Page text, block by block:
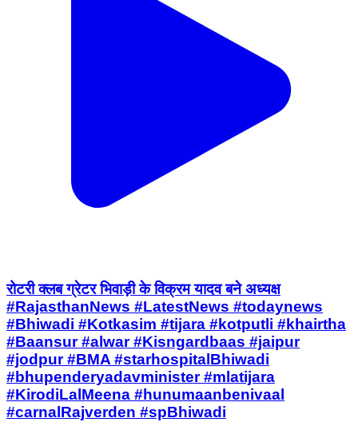
रोटरी क्लब ग्रेटर भिवाड़ी के विक्रम यादव बने अध्यक्ष
#RajasthanNews #LatestNews #todaynews
#Bhiwadi #Kotkasim #tijara #kotputli #khairtha
#Baansur #alwar #Kisngardbaas #jaipur
#jodpur #BMA #starhospitalBhiwadi
#bhupenderyadavminister #mlatijara
#KirodiLalMeena #hunumaanbenivaal
#carnalRajverden #spBhiwadi